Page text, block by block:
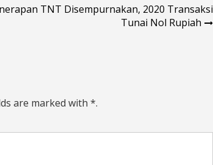
TNT Disempurnakan, 2020 Transaksi
Tunai Nol Rupiah
are marked with *.